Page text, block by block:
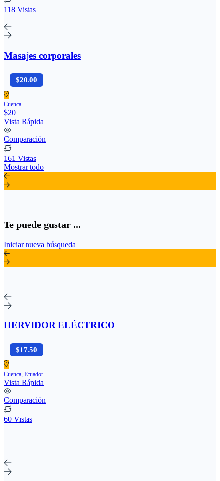
118 Vistas
Masajes corporales
$20.00
Cuenca
$20
Vista Rápida
Comparación
161 Vistas
Mostrar todo
Te puede gustar ...
Iniciar nueva búsqueda
HERVIDOR ELÉCTRICO
$17.50
Cuenca, Ecuador
Vista Rápida
Comparación
60 Vistas